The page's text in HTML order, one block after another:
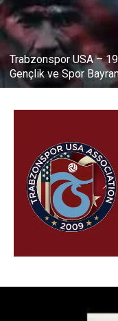
Trabzonspor USA –
Gençlik ve Spor